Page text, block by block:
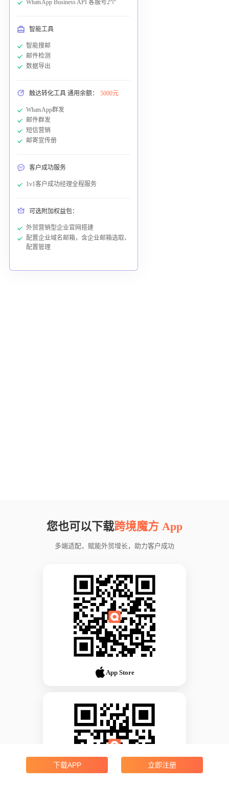
WhatsApp Business API 客服号2个
智能工具
智能搜邮
邮件检测
数据导出
触达转化工具 通用余额： 5000元
WhatsApp群发
邮件群发
短信营销
邮寄宣传册
客户成功服务
1v1客户成功经理全程服务
可选附加权益包：
外贸营销型企业官网搭建
配置企业域名邮箱，含企业邮箱选取、
配置管理
您也可以下载跨境魔方 App
多端适配，赋能外贸增长，助力客户成功
App Store
下载APP 立即注册